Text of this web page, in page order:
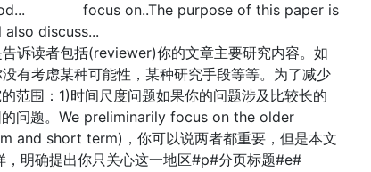
focus on..The purpose of this paper is
discuss...
诉读者包括(reviewer)你的文章主要研究内容。如
有考虑某种可能性，某种研究手段等等。为了减少
范围：1)时间尺度问题如果你的问题涉及比较长的
的问题。We preliminarily focus on the older
and short term)，你可以说两者都重要，但是本文
明确提出你只关心这一地区#p#分页标题#e#